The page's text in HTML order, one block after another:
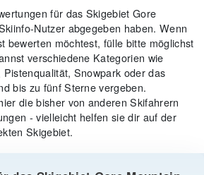
für das Skigebiet Gore
Nutzer abgegeben haben. Wenn
bewerten möchtest, fülle bitte möglichst
verschiedene Kategorien wie
Snowpark oder das
bis zu fünf Sterne vergeben.
die bisher von anderen Skifahrern
- vielleicht helfen sie dir auf der
Skigebiet.